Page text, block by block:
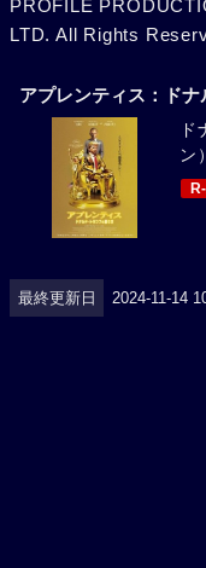
PROFILE
LTD. All Rights
アプレンティス：ド
ン
最終更新日 2024-11-14